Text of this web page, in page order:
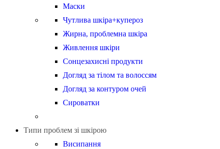
Маски
Чутлива шкіра+купероз
Жирна, проблемна шкіра
Живлення шкіри
Сонцезахисні продукти
Догляд за тілом та волоссям
Догляд за контуром очей
Сироватки
Типи проблем зі шкірою
Висипання